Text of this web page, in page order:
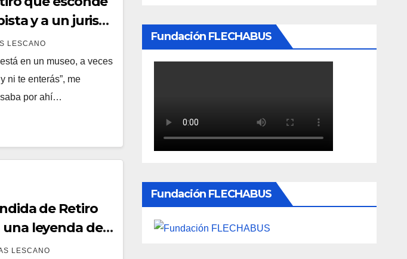
y a un jurista
LESCANO
en un museo, a veces
ni te enterás”, me
por ahí…
de Retiro
leyenda del
Maizani
LESCANO
Fundación FLECHABUS
Fundación FLECHABUS